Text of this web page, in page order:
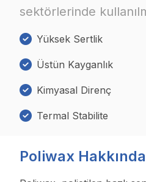
sektörlerinde
Yüksek Sertlik
Üstün Kayganlık
Kimyasal Direnç
Termal Stabilite
Poliwax Hakkında